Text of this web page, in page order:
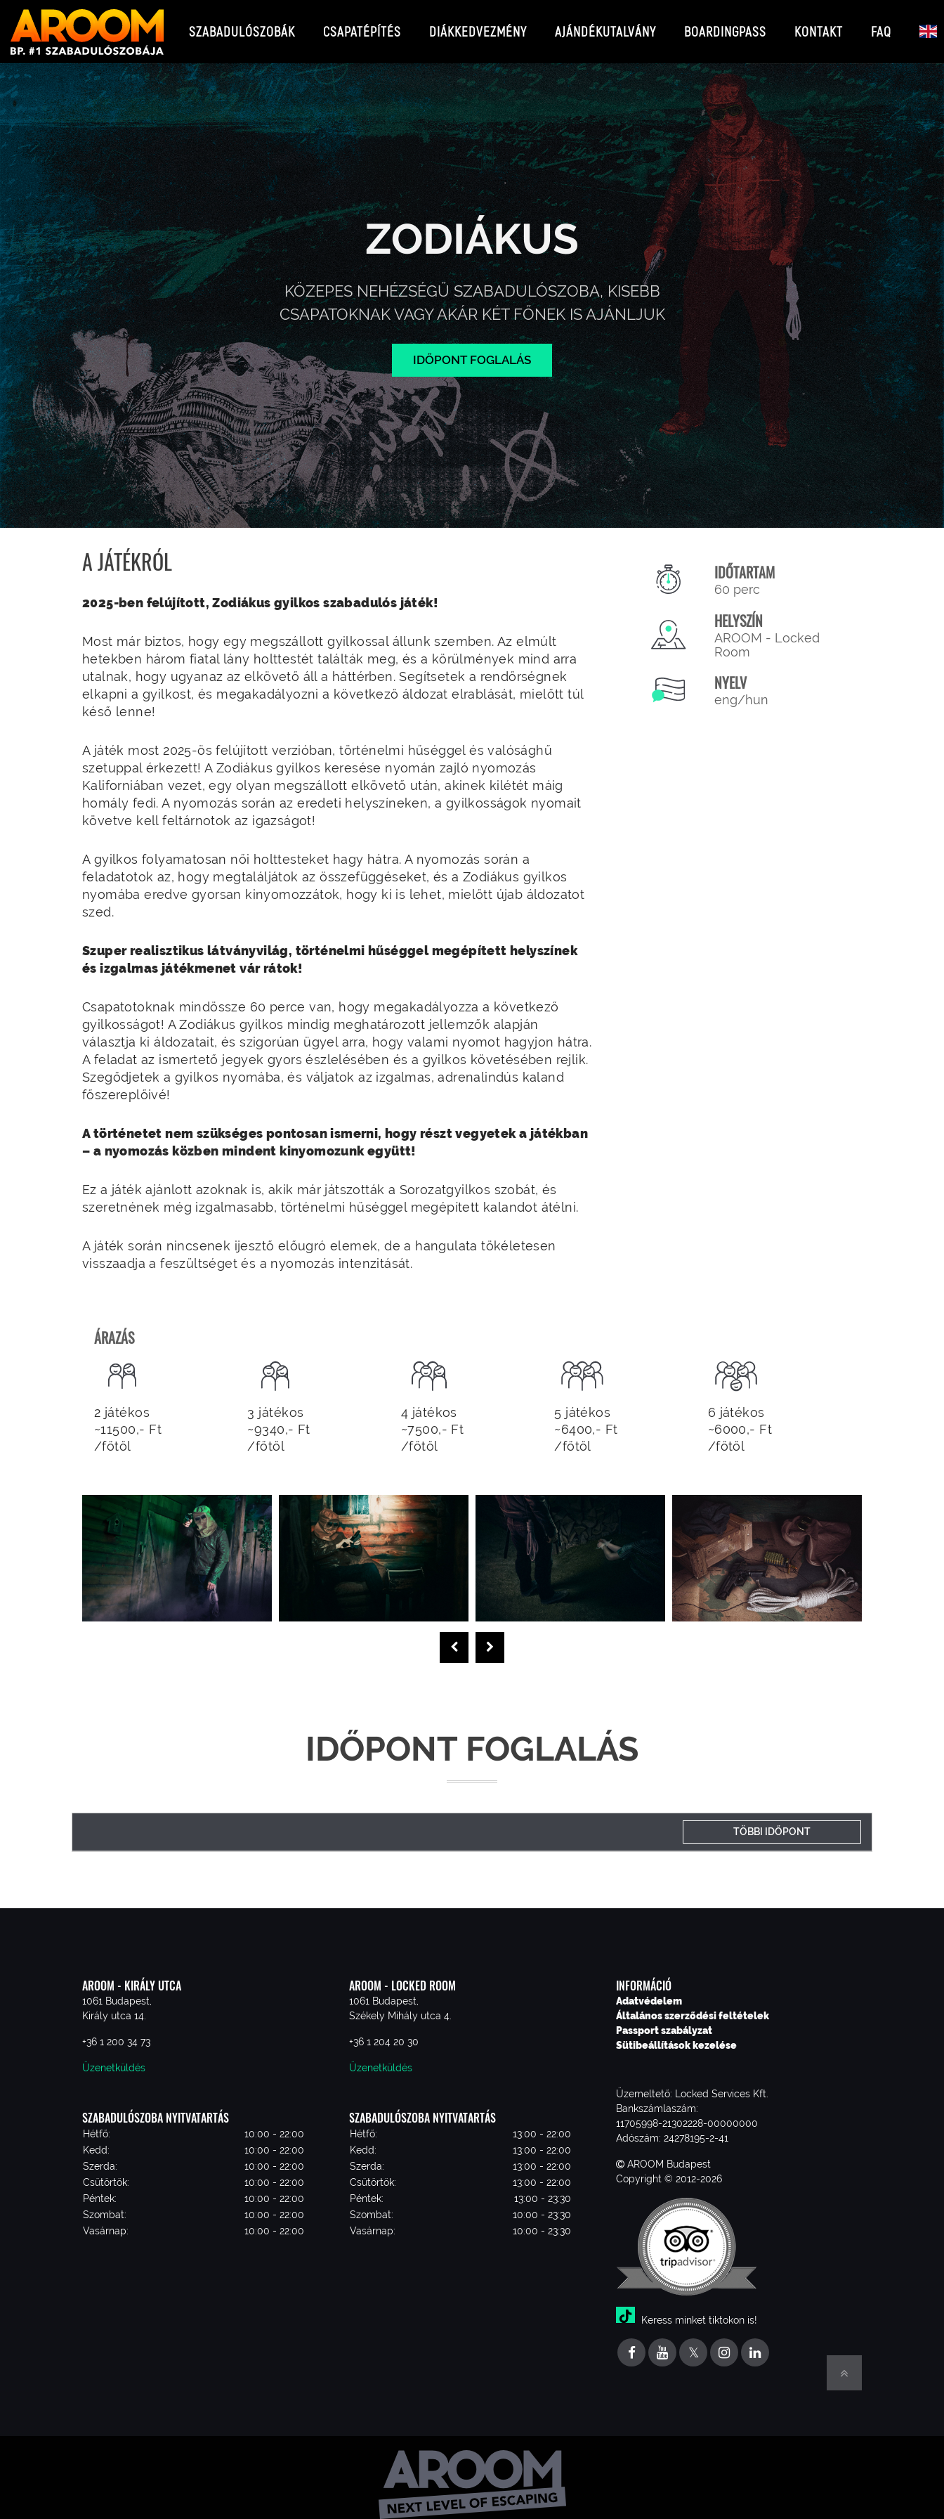
SZABADULÓSZOBÁK CSAPATÉPÍTÉS DIÁKKEDVEZMÉNY AJÁNDÉKUTALVÁNY BOARDINGPASS KONTAKT FAQ
ZODIÁKUS
KÖZEPES NEHÉZSÉGŰ SZABADULÓSZOBA, KISEBB
CSAPATOKNAK VAGY AKÁR KÉT FŐNEK IS AJÁNLJUK
IDŐPONT FOGLALÁS
A JÁTÉKRÓL
2025-ben felújított, Zodiákus gyilkos szabadulós játék!
Most már biztos, hogy egy megszállott gyilkossal állunk szemben. Az elmúlt
hetekben három fiatal lány holttestét találták meg, és a körülmények mind arra
utalnak, hogy ugyanaz az elkövető áll a háttérben. Segítsetek a rendőrségnek
elkapni a gyilkost, és megakadályozni a következő áldozat elrablását, mielőtt túl
késő lenne!
A játék most 2025-ös felújított verzióban, történelmi hűséggel és valósághű
szetuppal érkezett! A Zodiákus gyilkos keresése nyomán zajló nyomozás
Kaliforniában vezet, egy olyan megszállott elkövető után, akinek kilétét máig
homály fedi. A nyomozás során az eredeti helyszíneken, a gyilkosságok nyomait
követve kell feltárnotok az igazságot!
A gyilkos folyamatosan női holttesteket hagy hátra. A nyomozás során a
feladatotok az, hogy megtaláljátok az összefüggéseket, és a Zodiákus gyilkos
nyomába eredve gyorsan kinyomozzátok, hogy ki is lehet, mielőtt újab áldozatot
szed.
Szuper realisztikus látványvilág, történelmi hűséggel megépített helyszínek
és izgalmas játékmenet vár rátok!
Csapatotoknak mindössze 60 perce van, hogy megakadályozza a következő
gyilkosságot! A Zodiákus gyilkos mindig meghatározott jellemzők alapján
választja ki áldozatait, és szigorúan ügyel arra, hogy valami nyomot hagyjon hátra.
A feladat az ismertető jegyek gyors észlelésében és a gyilkos követésében rejlik.
Szegődjetek a gyilkos nyomába, és váljatok az izgalmas, adrenalindús kaland
főszereplőivé!
A történetet nem szükséges pontosan ismerni, hogy részt vegyetek a játékban
– a nyomozás közben mindent kinyomozunk együtt!
Ez a játék ajánlott azoknak is, akik már játszották a Sorozatgyilkos szobát, és
szeretnének még izgalmasabb, történelmi hűséggel megépített kalandot átélni.
A játék során nincsenek ijesztő előugró elemek, de a hangulata tökéletesen
visszaadja a feszültséget és a nyomozás intenzitását.
IDŐTARTAM
60 perc
HELYSZÍN
AROOM - Locked
Room
NYELV
eng/hun
ÁRAZÁS
2 játékos
~11500,- Ft
/főtől
3 játékos
~9340,- Ft
/főtől
4 játékos
~7500,- Ft
/főtől
5 játékos
~6400,- Ft
/főtől
6 játékos
~6000,- Ft
/főtől
IDŐPONT FOGLALÁS
TÖBBI IDŐPONT
AROOM - KIRÁLY UTCA
1061 Budapest,
Király utca 14.
+36 1 200 34 73
Üzenetküldés
SZABADULÓSZOBA NYITVATARTÁS
Hétfő:
10:00 - 22:00
Kedd:
10:00 - 22:00
Szerda:
10:00 - 22:00
Csütörtök:
10:00 - 22:00
Péntek:
10:00 - 22:00
Szombat:
10:00 - 22:00
Vasárnap:
10:00 - 22:00
AROOM - LOCKED ROOM
1061 Budapest,
Székely Mihály utca 4.
+36 1 204 20 30
Üzenetküldés
SZABADULÓSZOBA NYITVATARTÁS
Hétfő:
13:00 - 22:00
Kedd:
13:00 - 22:00
Szerda:
13:00 - 22:00
Csütörtök:
13:00 - 22:00
Péntek:
13:00 - 23:30
Szombat:
10:00 - 23:30
Vasárnap:
10:00 - 23:30
INFORMÁCIÓ
Adatvédelem
Általános szerződési feltételek
Passport szabályzat
Sütibeállítások kezelése
Üzemeltető: Locked Services Kft.
Bankszámlaszám:
11705998-21302228-00000000
Adószám: 24278195-2-41
AROOM Budapest
Copyright © 2012-2026
Keress minket tiktokon is!
𝕏